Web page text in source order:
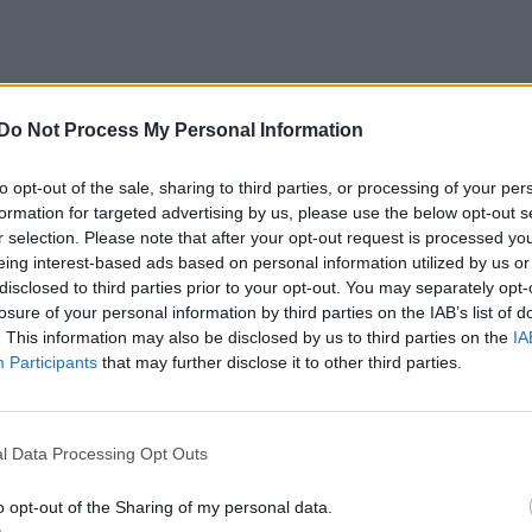
Do Not Process My Personal Information
opt-out of the sale, sharing to third parties, or processing of your
for targeted advertising by us, please use the below opt-out
selection. Please note that after your opt-out request is processed
interest-based ads based on personal information utilized by us
to third parties prior to your opt-out. You may separately
of your personal information by third parties on the IAB’s list of
This information may also be disclosed by us to third parties on the
Participants that may further disclose it to other third parties.
Data Processing Opt Outs
opt-out of the Sharing of my personal data.
„jelentős mennyiségű műszaki
a cirill betűs »ГЕРАН-2« feliratot, az
rendszerek, a vezérlőmodulok, a hajtómű és
vagy csaknem teljes azonosságot
amelyeket korábban Románia területén
megállapították, hogy az Oroszországi
Nicușor Dan.